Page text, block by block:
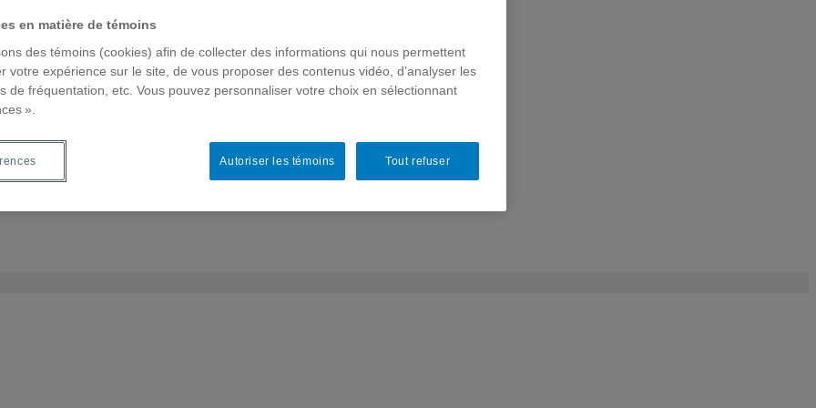
soutien financier
en matière de témoins
des témoins (cookies) afin de collecter des informations qui nous permettent
votre expérience sur le site, de vous proposer des contenus vidéo, d’analyser les
de fréquentation, etc. Vous pouvez personnaliser votre choix en sélectionnant
».
Tout refuser
Autoriser les témoins